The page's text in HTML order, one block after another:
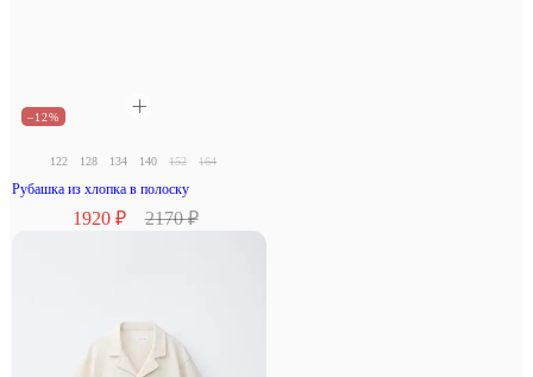
–12%
122 128 134 140 152 164
Рубашка из хлопка в полоску
1920 ₽ 2170 ₽